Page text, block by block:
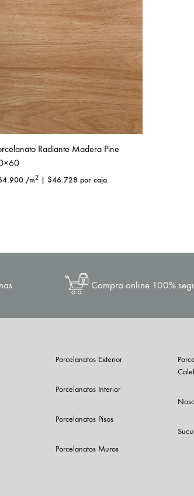
Radiante Madera Pine
/m2 | $46.728 por caja
Compra online 100%
Porcelanatos Exterior
Porcelanatos Interior
Porcelanatos Pisos
Porcelanatos Muros